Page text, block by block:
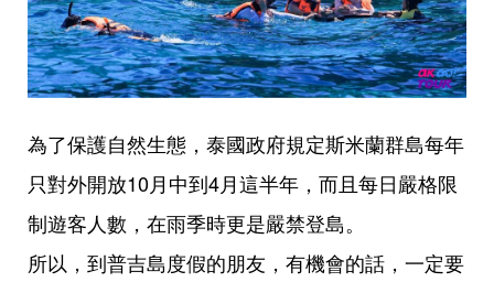
為了保護自然生態，泰國政府規定斯米蘭群島每年
只對外開放10月中到4月這半年，而且每日嚴格限
制遊客人數，在雨季時更是嚴禁登島。
所以，到普吉島度假的朋友，有機會的話，一定要